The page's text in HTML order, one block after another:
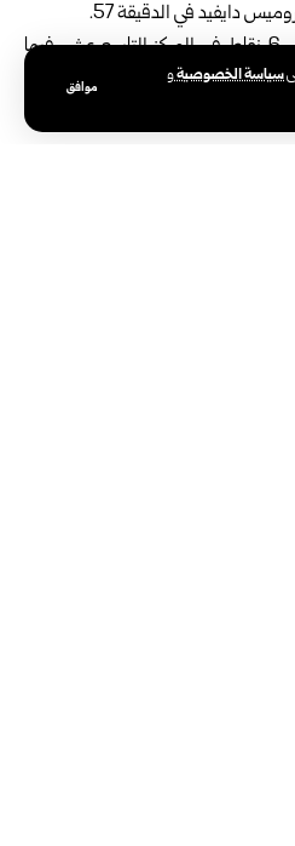
سياسة الخصوصيةو
موافق
دايفيد في الدقيقة 57.
ورفع الفريق البلجيكي رصيده إلى 6 نقاط في المركز التاسع عشر، فيما
9 نقاط.